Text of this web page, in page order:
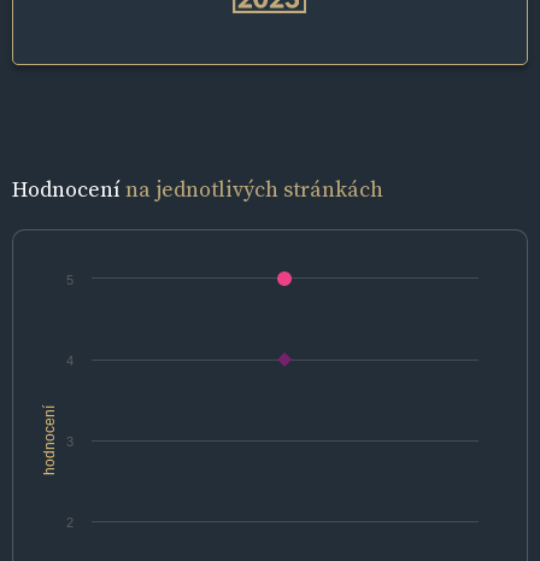
Hodnocenína jednotlivých stránkách
hodnocení
2
3
4
5